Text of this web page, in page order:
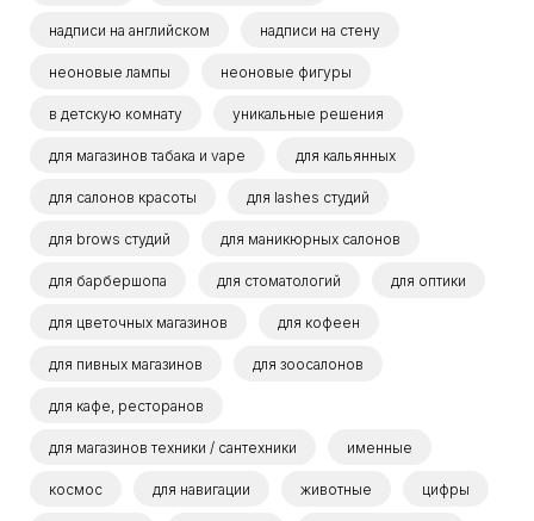
надписи на английском надписи на стену
неоновые лампы неоновые фигуры
в детскую комнату уникальные решения
для магазинов табака и vape для кальянных
для салонов красоты для lashes студий
для brows студий для маникюрных салонов
для барбершопа для стоматологий для оптики
для цветочных магазинов для кофеен
для пивных магазинов для зоосалонов
для кафе, ресторанов
для магазинов техники / сантехники именные
космос для навигации животные цифры